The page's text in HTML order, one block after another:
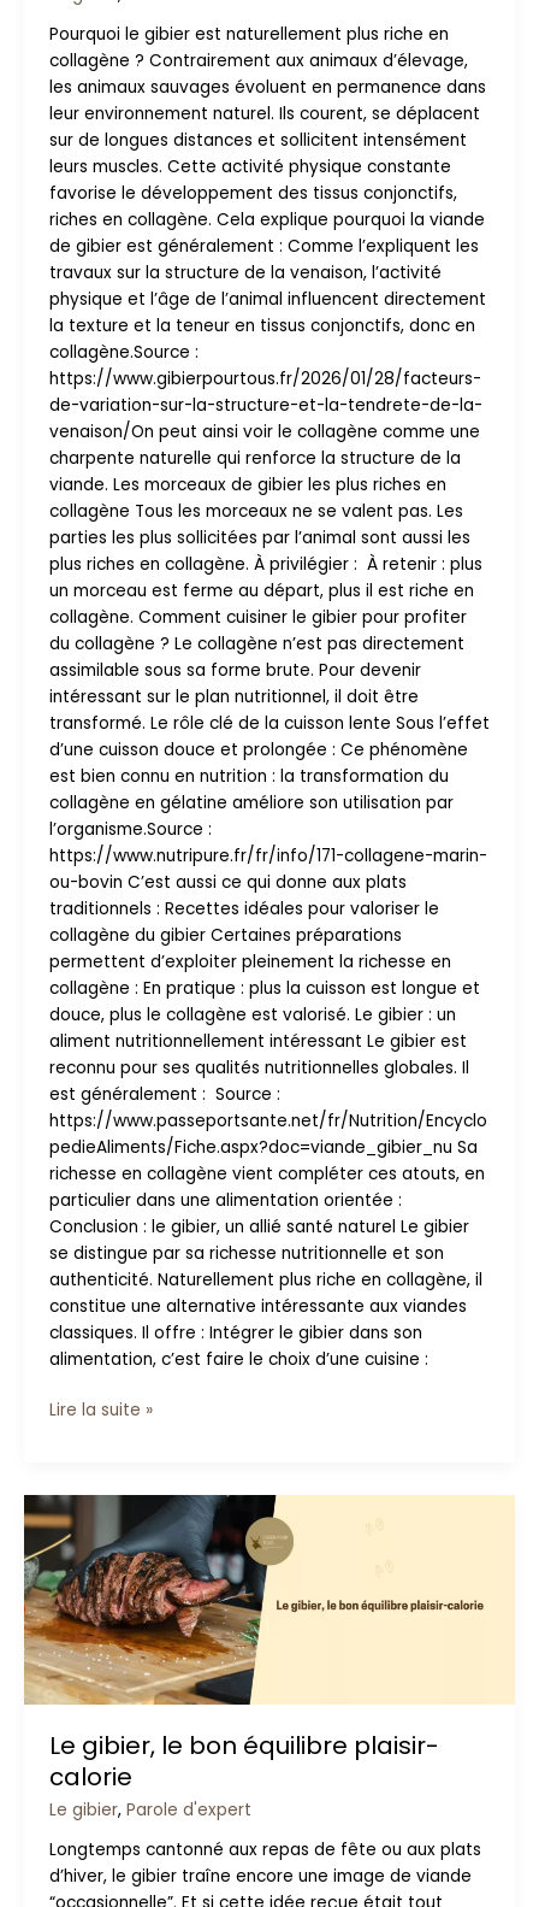
Pourquoi le gibier est naturellement plus riche en
collagène ? Contrairement aux animaux d’élevage,
les animaux sauvages évoluent en permanence dans
leur environnement naturel. Ils courent, se déplacent
sur de longues distances et sollicitent intensément
leurs muscles. Cette activité physique constante
favorise le développement des tissus conjonctifs,
riches en collagène. Cela explique pourquoi la viande
de gibier est généralement : Comme l’expliquent les
travaux sur la structure de la venaison, l’activité
physique et l’âge de l’animal influencent directement
la texture et la teneur en tissus conjonctifs, donc en
collagène.Source :
https://www.gibierpourtous.fr/2026/01/28/facteurs-
de-variation-sur-la-structure-et-la-tendrete-de-la-
venaison/On peut ainsi voir le collagène comme une
charpente naturelle qui renforce la structure de la
viande. Les morceaux de gibier les plus riches en
collagène Tous les morceaux ne se valent pas. Les
parties les plus sollicitées par l’animal sont aussi les
plus riches en collagène. À privilégier : À retenir : plus
un morceau est ferme au départ, plus il est riche en
collagène. Comment cuisiner le gibier pour profiter
du collagène ? Le collagène n’est pas directement
assimilable sous sa forme brute. Pour devenir
intéressant sur le plan nutritionnel, il doit être
transformé. Le rôle clé de la cuisson lente Sous l’effet
d’une cuisson douce et prolongée : Ce phénomène
est bien connu en nutrition : la transformation du
collagène en gélatine améliore son utilisation par
l’organisme.Source :
https://www.nutripure.fr/fr/info/171-collagene-marin-
ou-bovin C’est aussi ce qui donne aux plats
traditionnels : Recettes idéales pour valoriser le
collagène du gibier Certaines préparations
permettent d’exploiter pleinement la richesse en
collagène : En pratique : plus la cuisson est longue et
douce, plus le collagène est valorisé. Le gibier : un
aliment nutritionnellement intéressant Le gibier est
reconnu pour ses qualités nutritionnelles globales. Il
est généralement : Source :
https://www.passeportsante.net/fr/Nutrition/Encyclo
pedieAliments/Fiche.aspx?doc=viande_gibier_nu Sa
richesse en collagène vient compléter ces atouts, en
particulier dans une alimentation orientée :
Conclusion : le gibier, un allié santé naturel Le gibier
se distingue par sa richesse nutritionnelle et son
authenticité. Naturellement plus riche en collagène, il
constitue une alternative intéressante aux viandes
classiques. Il offre : Intégrer le gibier dans son
alimentation, c’est faire le choix d’une cuisine :
Lire la suite »
Le gibier, le bon équilibre plaisir-
calorie
Le gibier, Parole d'expert
Longtemps cantonné aux repas de fête ou aux plats
d’hiver, le gibier traîne encore une image de viande
“occasionnelle”. Et si cette idée reçue était tout
Le
gibier,
le
bon
équilibre
plaisir-
calorie